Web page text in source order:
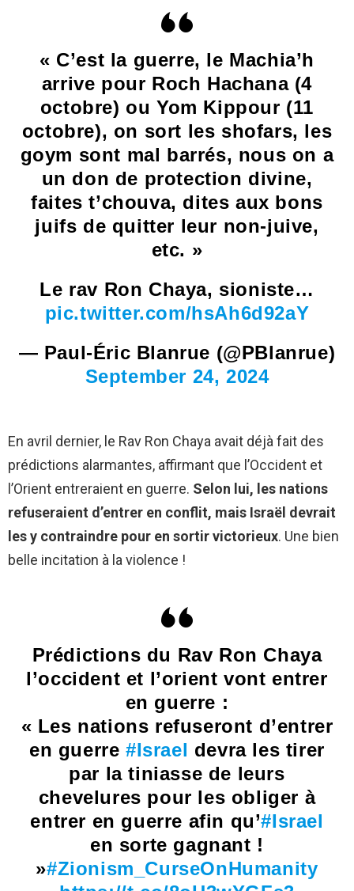
« C’est la guerre, le Machia’h
arrive pour Roch Hachana (4
octobre) ou Yom Kippour (11
octobre), on sort les shofars, les
goym sont mal barrés, nous on a
un don de protection divine,
faites t’chouva, dites aux bons
juifs de quitter leur non-juive,
etc. »
Le rav Ron Chaya, sioniste…
pic.twitter.com/hsAh6d92aY
— Paul-Éric Blanrue (@PBlanrue)
September 24, 2024
En avril dernier, le Rav Ron Chaya avait déjà fait des
prédictions alarmantes, affirmant que l’Occident et
l’Orient entreraient en guerre. Selon lui, les nations
refuseraient d’entrer en conflit, mais Israël devrait
les y contraindre pour en sortir victorieux. Une bien
belle incitation à la violence !
Prédictions du Rav Ron Chaya
l’occident et l’orient vont entrer
en guerre :
« Les nations refuseront d’entrer
en guerre#Israel devra les tirer
par la tiniasse de leurs
chevelures pour les obliger à
entrer en guerre afin qu’#Israel
en sorte gagnant !
»#Zionism_CurseOnHumanity